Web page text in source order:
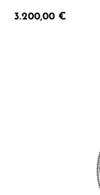
Regulärer Preis:
3.200,00 €